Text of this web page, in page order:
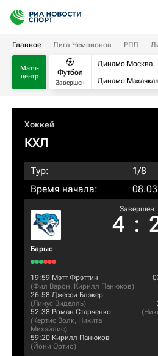
Главное Лига Чемпионов РПЛ
Матч-
центр
Футбол
Завершен
Динамо Москва
Динамо
Хоккей
КХЛ
Тур:
1/8
Время начала:
Барыс
Завершен
4 :
19:59 Мэтт Фрэттин
(Фил Варон, Кирилл Панюков)
26:58 Джесси Блэкер
(Линус Виделль)
52:38 Роман Старченко
(Кертис Волк, Никита
Михайлис)
59:20 Кирилл Панюков
(Йони Ортио)
(